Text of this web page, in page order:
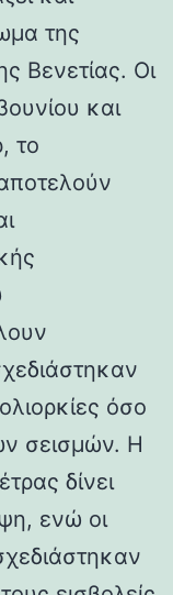
της
Βενετίας. Οι
και
το
όσο
σεισμών. Η
δίνει
ενώ οι